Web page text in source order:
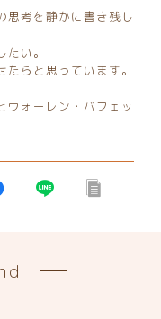
思考を静かに書き残し
い。
らと思っています。
ウォーレン・バフェッ